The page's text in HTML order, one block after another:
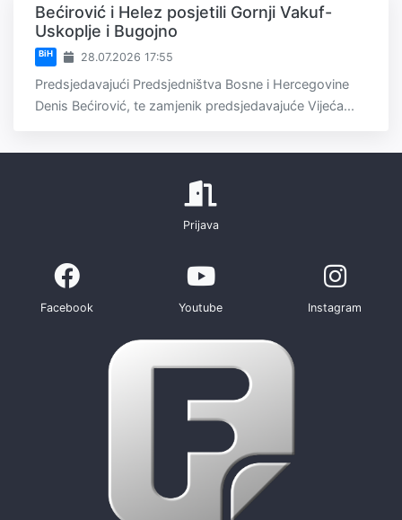
Bećirović i Helez posjetili Gornji Vakuf-
Uskoplje i Bugojno
BiH 28.07.2026 17:55
Predsjedavajući Predsjedništva Bosne i Hercegovine
Denis Bećirović, te zamjenik predsjedavajuće Vijeća...
Prijava
Facebook Youtube Instagram